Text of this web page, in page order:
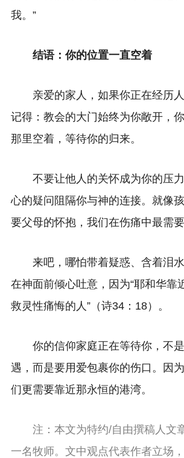
我。”
结语：你的位置一直空着
亲爱的家人，如果你正在经历
记得：教会的大门始终为你敞开，
那里空着，等待你的归来。
不要让他人的关怀成为你的压
心的疑问阻隔你与神的连接。就像
要父母的怀抱，我们在伤痛中最需要
来吧，哪怕带着疑惑、含着泪
在神面前倾心吐意，因为“耶和华靠
救灵性痛悔的人”（诗34：18）。
你的信仰家庭正在等待你，不
遇，而是要用爱包裹你的伤口。因
们更需要靠近那永恒的港湾。
注：本文为特约/自由撰稿人文
一名牧师。文中观点代表作者立场